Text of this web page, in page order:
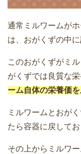
通常ミルワームが
は、おがくずの中に
このおがくずがミ
がくずでは良質な
ーム自体の栄養価
ミルワームとおが
たら容器に戻してお
その上からミルワ